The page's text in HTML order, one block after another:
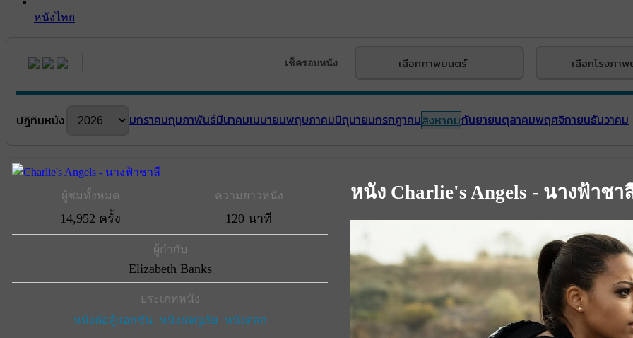
หนังไทย
เช็ครอบหนัง เลือกภาพยนตร์ เลือกโรงภา
ปฎิทินหนัง มกราคมกุมภาพันธ์มีนาคมเมษายนพฤษภาคมมิถุนายนกรกฎาคมสิงหาคมกันยายนตุลาคมพฤศจิกายนธันวาคม
ผู้ชมทั้งหมด
14,952 ครั้ง
ความยาวหนัง
120 นาที
ผู้กำกับ
Elizabeth Banks
ประเภทหนัง
หนังต่อสู้แอกชัน
หนังผจญภัย หนังตลก
หนัง Charlie's Angels - นางฟ้าชา